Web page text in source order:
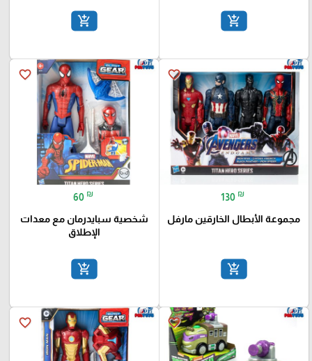
add_shopping_cart
add_shopping_cart
favorite_border
130 ₪
مجموعة الأبطال الخارقين مارفل
add_shopping_cart
favorite_border
60 ₪
شخصية سبايدرمان مع معدات
الإطلاق
add_shopping_cart
favorite_border
favorite_border